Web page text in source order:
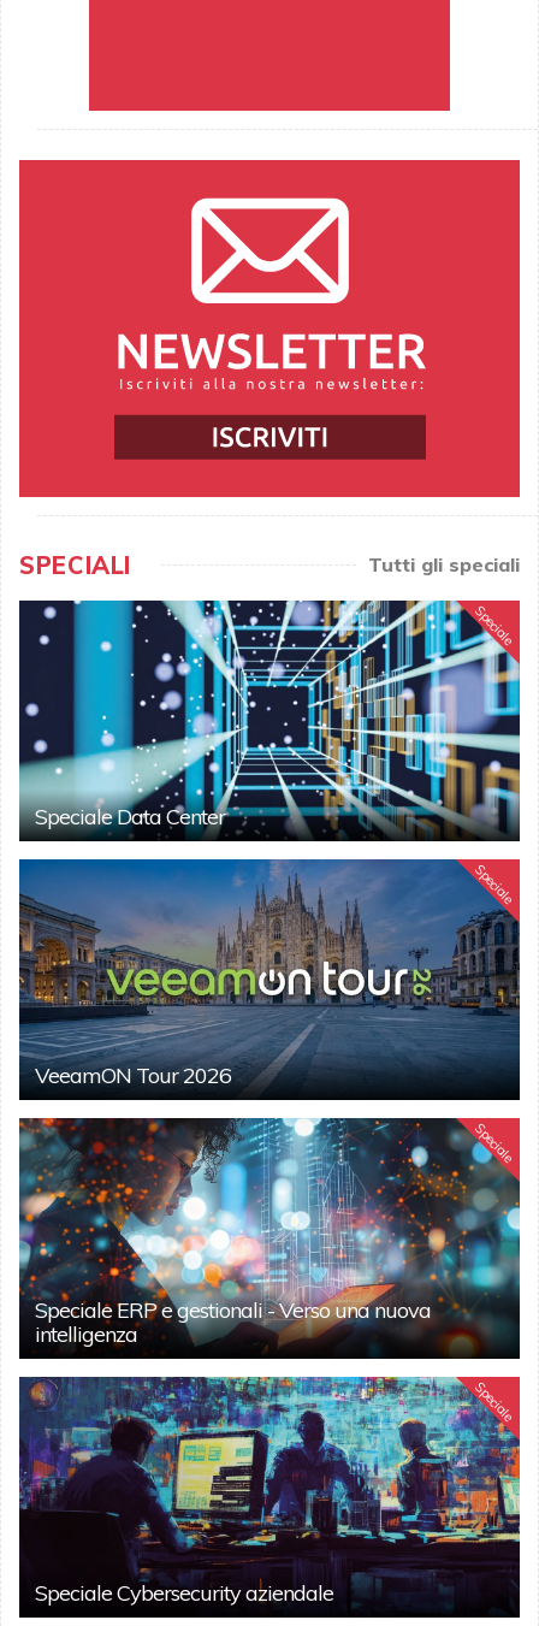
SPECIALI Tutti gli speciali
Speciale
Speciale Data Center
Speciale
VeeamON Tour 2026
Speciale
Speciale ERP e gestionali - Verso una nuova
intelligenza
Speciale
Speciale Cybersecurity aziendale